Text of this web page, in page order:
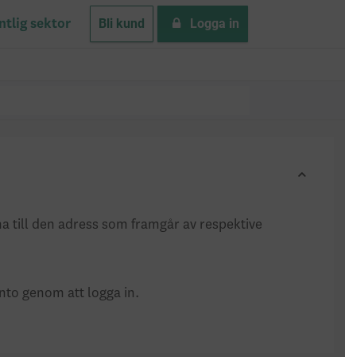
sektor Bli kund Logga in
till den adress som framgår av respektive
genom att logga in.